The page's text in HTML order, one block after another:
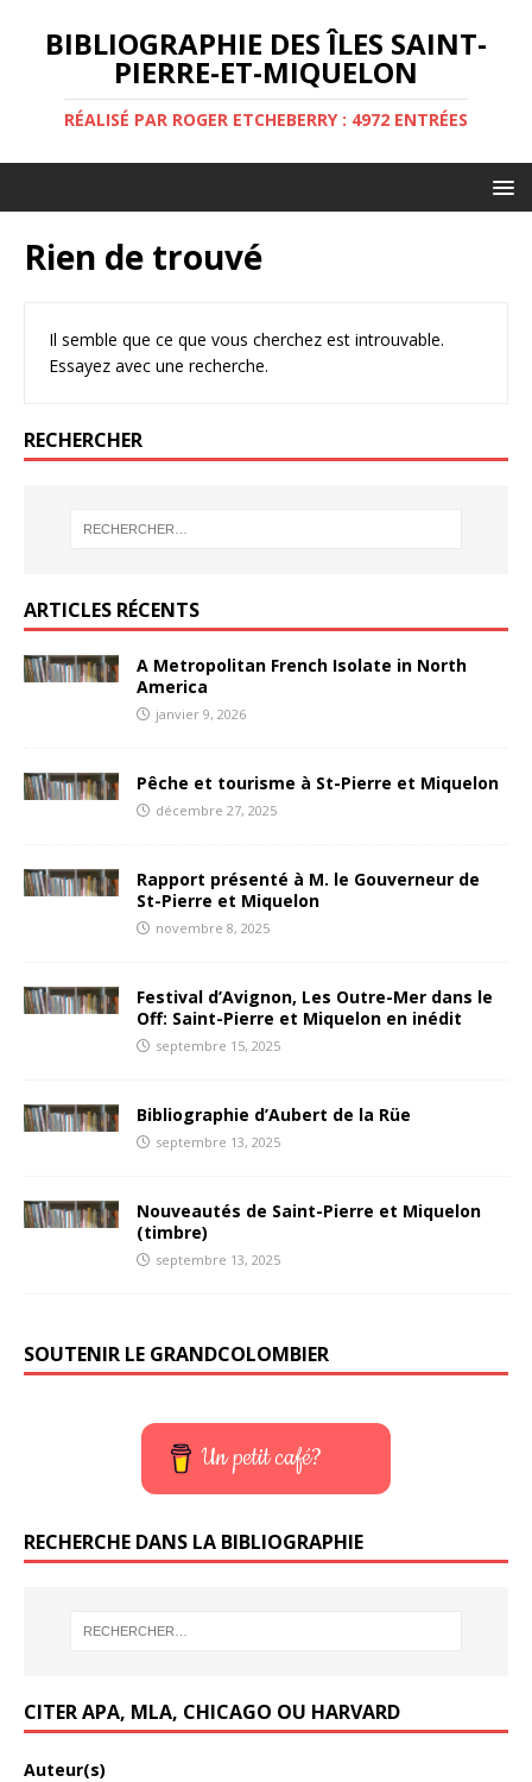
BIBLIOGRAPHIE DES ÎLES SAINT-
PIERRE-ET-MIQUELON
RÉALISÉ PAR ROGER ETCHEBERRY : 4972 ENTRÉES
Rien de trouvé
Il semble que ce que vous cherchez est introuvable.
Essayez avec une recherche.
RECHERCHER
ARTICLES RÉCENTS
A Metropolitan French Isolate in North
America
janvier 9, 2026
Pêche et tourisme à St-Pierre et Miquelon
décembre 27, 2025
Rapport présenté à M. le Gouverneur de
St-Pierre et Miquelon
novembre 8, 2025
Festival d’Avignon, Les Outre-Mer dans le
Off: Saint-Pierre et Miquelon en inédit
septembre 15, 2025
Bibliographie d’Aubert de la Rüe
septembre 13, 2025
Nouveautés de Saint-Pierre et Miquelon
(timbre)
septembre 13, 2025
SOUTENIR LE GRANDCOLOMBIER
Un petit café?
RECHERCHE DANS LA BIBLIOGRAPHIE
CITER APA, MLA, CHICAGO OU HARVARD
Auteur(s)